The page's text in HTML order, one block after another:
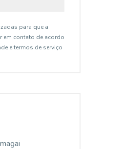
para que a
em contato de acordo
e termos de serviço